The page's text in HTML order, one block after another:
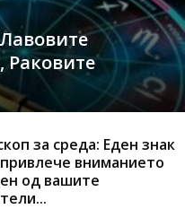
Раковите
за среда: Еден знак
привлече вниманието
од вашите